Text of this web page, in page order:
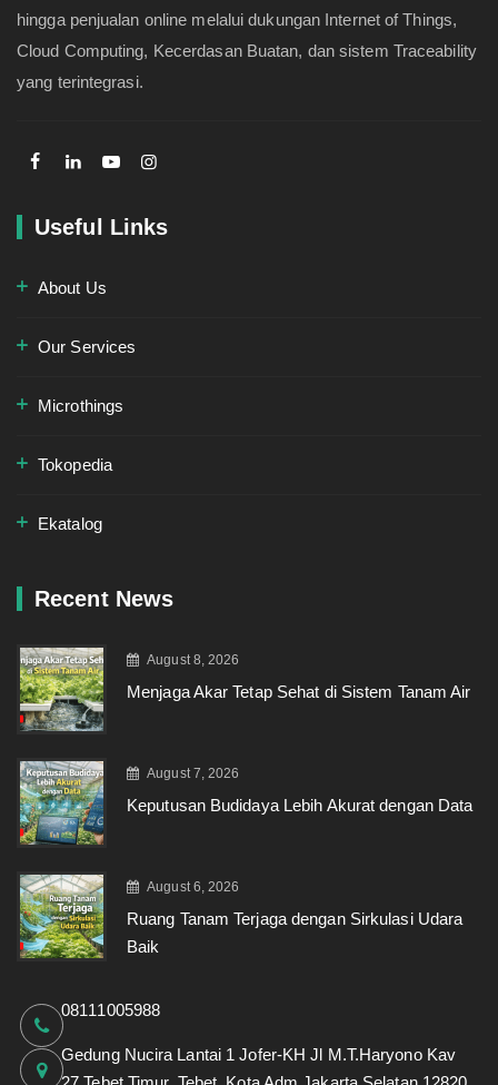
hingga penjualan online melalui dukungan Internet of Things,
Cloud Computing, Kecerdasan Buatan, dan sistem Traceability
yang terintegrasi.
Useful Links
About Us
Our Services
Microthings
Tokopedia
Ekatalog
Recent News
August 8, 2026
Menjaga Akar Tetap Sehat di Sistem Tanam Air
August 7, 2026
Keputusan Budidaya Lebih Akurat dengan Data
August 6, 2026
Ruang Tanam Terjaga dengan Sirkulasi Udara
Baik
08111005988
Gedung Nucira Lantai 1 Jofer-KH Jl M.T.Haryono Kav